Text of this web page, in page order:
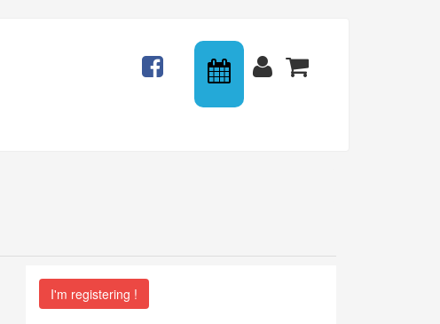
ActualitésCalendrier
Connexion
I'm registering !